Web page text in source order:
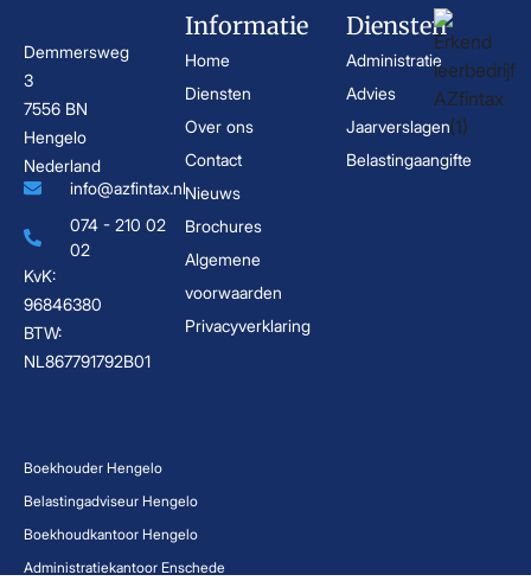
Demmersweg
3
7556 BN
Hengelo
Nederland
info@azfintax.nl
074 - 210 02
02
KvK:
96846380
BTW:
NL867791792B01
Informatie
Home
Diensten
Over ons
Contact
Nieuws
Brochures
Algemene
voorwaarden
Privacyverklaring
Diensten
Administratie
Advies
Jaarverslagen
Belastingaangifte
Boekhouder Hengelo
Belastingadviseur Hengelo
Boekhoudkantoor Hengelo
Administratiekantoor Enschede